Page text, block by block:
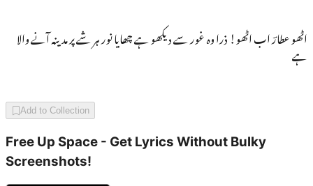
اٹھو عطارؔ اب اٹھو! ذرا وہ غور سے دیکھو ہے چھایا نور ہر شے پر مدینہ آنے والا
ہے
Add to Collection
Free Up Space - Get Lyrics Without Bulky
Screenshots!